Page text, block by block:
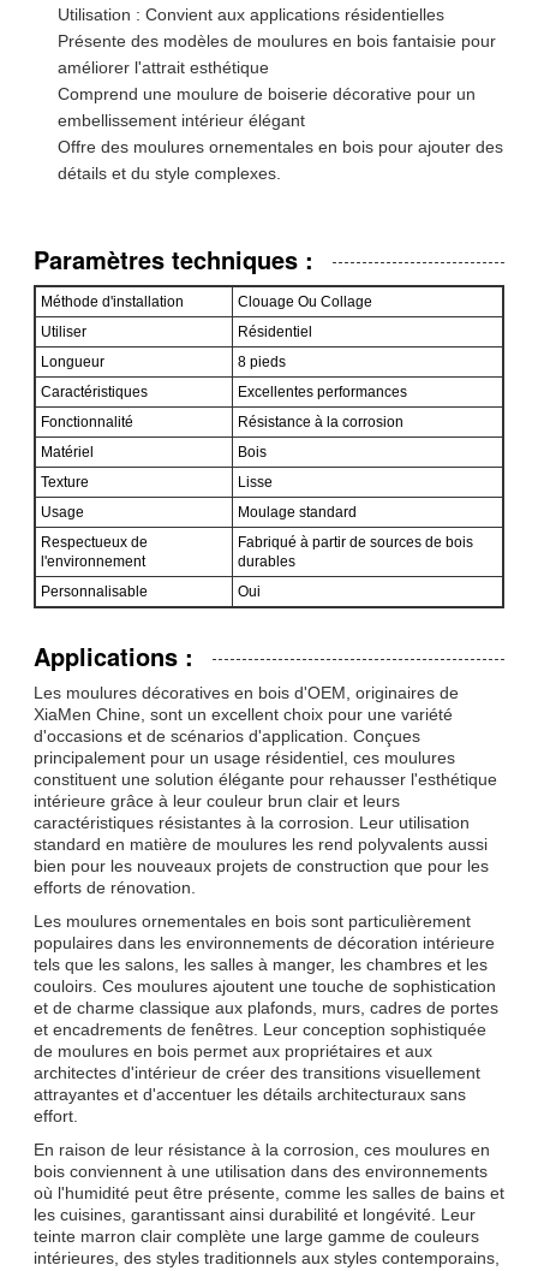
Utilisation : Convient aux applications résidentielles
Présente des modèles de moulures en bois fantaisie pour
améliorer l'attrait esthétique
Comprend une moulure de boiserie décorative pour un
embellissement intérieur élégant
Offre des moulures ornementales en bois pour ajouter des
détails et du style complexes.
Paramètres techniques :
Méthode d'installation
Clouage Ou Collage
Utiliser
Résidentiel
Longueur
8 pieds
Caractéristiques
Excellentes performances
Fonctionnalité
Résistance à la corrosion
Matériel
Bois
Texture
Lisse
Usage
Moulage standard
Respectueux de
l'environnement
Fabriqué à partir de sources de bois
durables
Personnalisable
Oui
Applications :
Les moulures décoratives en bois d'OEM, originaires de
XiaMen Chine, sont un excellent choix pour une variété
d'occasions et de scénarios d'application. Conçues
principalement pour un usage résidentiel, ces moulures
constituent une solution élégante pour rehausser l'esthétique
intérieure grâce à leur couleur brun clair et leurs
caractéristiques résistantes à la corrosion. Leur utilisation
standard en matière de moulures les rend polyvalents aussi
bien pour les nouveaux projets de construction que pour les
efforts de rénovation.
Les moulures ornementales en bois sont particulièrement
populaires dans les environnements de décoration intérieure
tels que les salons, les salles à manger, les chambres et les
couloirs. Ces moulures ajoutent une touche de sophistication
et de charme classique aux plafonds, murs, cadres de portes
et encadrements de fenêtres. Leur conception sophistiquée
de moulures en bois permet aux propriétaires et aux
architectes d'intérieur de créer des transitions visuellement
attrayantes et d'accentuer les détails architecturaux sans
effort.
En raison de leur résistance à la corrosion, ces moulures en
bois conviennent à une utilisation dans des environnements
où l'humidité peut être présente, comme les salles de bains et
les cuisines, garantissant ainsi durabilité et longévité. Leur
teinte marron clair complète une large gamme de couleurs
intérieures, des styles traditionnels aux styles contemporains,